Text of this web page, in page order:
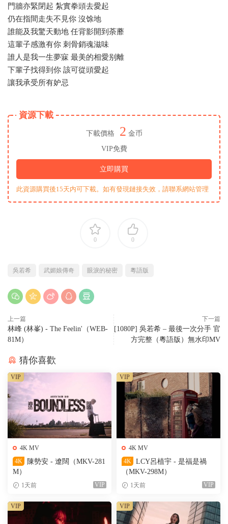
門牆亦緊閉起 紮實拳頭去愛起
仍在指間走失不見你 沒馀地
誰能及我驚天動地 任背影開到荼蘼
這輩子感激有你 刺骨銷魂滋味
誰人是我一生夢寐 最美的相愛别離
下輩子找得到你 該可從頭愛起
讓我承受所有妒忌
資源下載
下載價格 2 金币
VIP免費
立即購買
此資源購買後15天内可下載。如有發現鏈接失效，請聯系網站管理
0 0
吳若希 武媚娘傳奇 眼淚的秘密 粵語版
上一篇
林峰 (林峯) - The Feelin'（WEB-
81M）
下一篇
[1080P] 吳若希 – 最後一次分手 官
方完整（粵語版）無水印MV
猜你喜歡
4K MV
4K
陳勢安 - 遼闊（MKV-281
M）
1天前 VIP
VIP
4K MV
4K
LCY呂植宇 - 是福是禍
（MKV-298M）
1天前 VIP
VIP
VIP VIP